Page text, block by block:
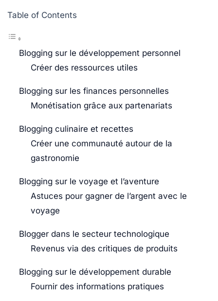
Table of Contents
Blogging sur le développement personnel
Créer des ressources utiles
Blogging sur les finances personnelles
Monétisation grâce aux partenariats
Blogging culinaire et recettes
Créer une communauté autour de la
gastronomie
Blogging sur le voyage et l’aventure
Astuces pour gagner de l’argent avec le
voyage
Blogger dans le secteur technologique
Revenus via des critiques de produits
Blogging sur le développement durable
Fournir des informations pratiques